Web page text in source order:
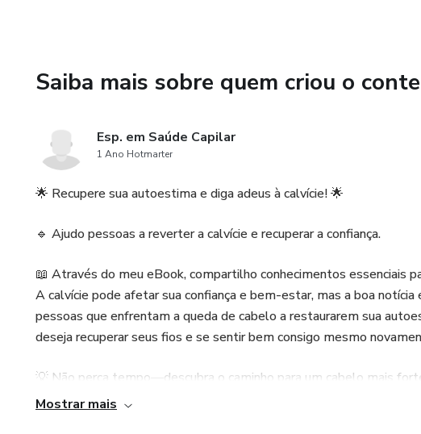
Saiba mais sobre quem criou o
Esp. em Saúde Capilar
1 Ano Hotmarter
🌟 Recupere sua autoestima e diga adeus à calvície! 🌟
🔹 Ajudo pessoas a reverter a calvície e recuperar a confiança.
📖 Através do meu eBook, compartilho conhecimentos essenciais
A calvície pode afetar sua confiança e bem-estar, mas a boa
pessoas que enfrentam a queda de cabelo a restaurarem sua
deseja recuperar seus fios e se sentir bem consigo mesmo
💡 Não perca tempo—descubra o caminho para um cabelo mais
Mostrar mais